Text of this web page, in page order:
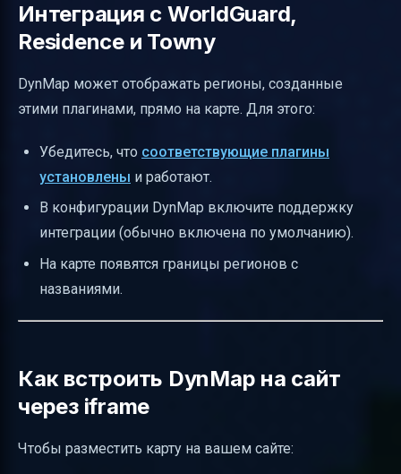
Интеграция с WorldGuard,
Residence и Towny
DynMap может отображать регионы, созданные
этими плагинами, прямо на карте. Для этого:
Убедитесь, что соответствующие плагины
установлены и работают.
В конфигурации DynMap включите поддержку
интеграции (обычно включена по умолчанию).
На карте появятся границы регионов с
названиями.
Как встроить DynMap на сайт
через iframe
Чтобы разместить карту на вашем сайте: